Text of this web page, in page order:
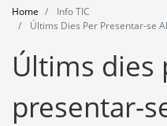
Events
Training
Home
Info TIC
Últims Dies Per Presentar-se
Últims dies
presentar-